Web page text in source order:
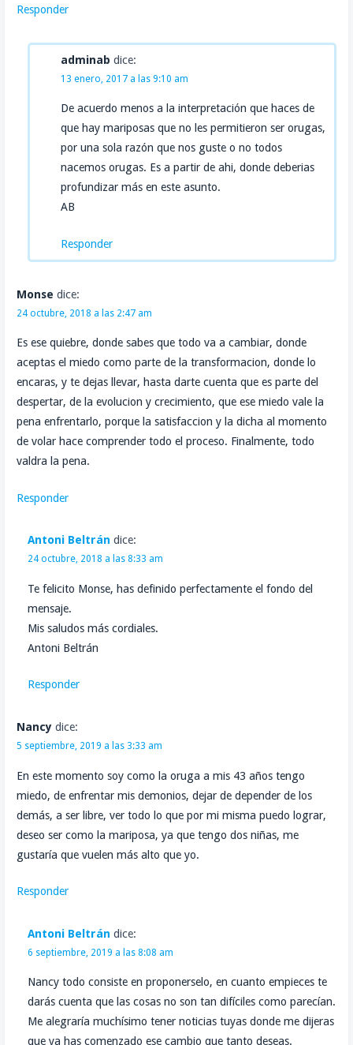
Responder
adminab dice:
13 enero, 2017 a las 9:10 am
De acuerdo menos a la interpretación que haces de
que hay mariposas que no les permitieron ser orugas,
por una sola razón que nos guste o no todos
nacemos orugas. Es a partir de ahi, donde deberias
profundizar más en este asunto.
AB
Responder
Monse dice:
24 octubre, 2018 a las 2:47 am
Es ese quiebre, donde sabes que todo va a cambiar, donde
aceptas el miedo como parte de la transformacion, donde lo
encaras, y te dejas llevar, hasta darte cuenta que es parte del
despertar, de la evolucion y crecimiento, que ese miedo vale la
pena enfrentarlo, porque la satisfaccion y la dicha al momento
de volar hace comprender todo el proceso. Finalmente, todo
valdra la pena.
Responder
Antoni Beltrán dice:
24 octubre, 2018 a las 8:33 am
Te felicito Monse, has definido perfectamente el fondo del
mensaje.
Mis saludos más cordiales.
Antoni Beltrán
Responder
Nancy dice:
5 septiembre, 2019 a las 3:33 am
En este momento soy como la oruga a mis 43 años tengo
miedo, de enfrentar mis demonios, dejar de depender de los
demás, a ser libre, ver todo lo que por mi misma puedo lograr,
deseo ser como la mariposa, ya que tengo dos niñas, me
gustaría que vuelen más alto que yo.
Responder
Antoni Beltrán dice:
6 septiembre, 2019 a las 8:08 am
Nancy todo consiste en proponerselo, en cuanto empieces te
darás cuenta que las cosas no son tan difíciles como parecían.
Me alegraría muchísimo tener noticias tuyas donde me dijeras
que ya has comenzado ese cambio que tanto deseas.